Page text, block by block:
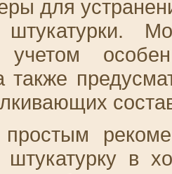
для
штукатурки.
также
штукатурку в